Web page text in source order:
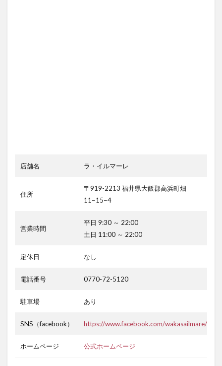
店舗名 ラ・イルマーレ
住所
〒919-2213 福井県大飯郡高浜町畑
11−15−4
営業時間
平日 9:30 ～ 22:00
土日 11:00 ～ 22:00
定休日 なし
電話番号 0770-72-5120
駐車場 あり
SNS（facebook） https://www.facebook.com/wakasailmare/
ホームページ 公式ホームページ